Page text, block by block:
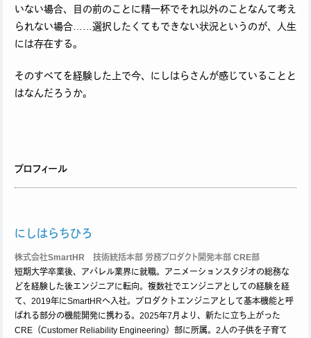
いない場合、目の前のことに精一杯でそれ以外のことなんて考え
られない場合……選択したくてもできない状況というのが、人生
には存在する。
そのすべてを経験した上で今、にしはらさんが感じていることと
はなんだろうか。
プロフィール
にしはらちひろ
株式会社SmartHR 技術統括本部 労務プロダクト開発本部 CRE部
短期大学卒業後、アパレル業界に就職。アニメーションスタジオの総務な
どを経験した後エンジニアに転向。複数社でエンジニアとしての経験を経
て、2019年にSmartHRへ入社。プロダクトエンジニアとして基本機能と呼
ばれる部分の機能開発に携わる。2025年7月より、新たに立ち上がった
CRE（Customer Reliability Engineering）部に所属。2人の子供を子育て